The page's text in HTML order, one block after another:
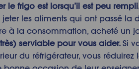
le frigoest lorsqu’il est peu
jeter les aliments qui ont passé la
à la consommation, acheté un
serviable pour vous aider. Si
du réfrigérateur, vous